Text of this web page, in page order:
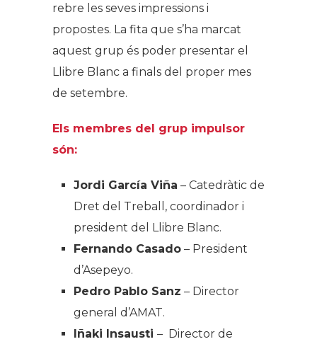
rebre les seves impressions i
propostes. La fita que s’ha marcat
aquest grup és poder presentar el
Llibre Blanc a finals del proper mes
de setembre.
Els membres del grup impulsor
són:
Jordi García Viña – Catedràtic de
Dret del Treball, coordinador i
president del Llibre Blanc.
Fernando Casado – President
d’Asepeyo.
Pedro Pablo Sanz – Director
general d’AMAT.
Iñaki Insausti – Director de